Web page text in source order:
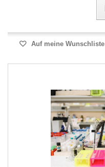
Auf meine Wunschliste